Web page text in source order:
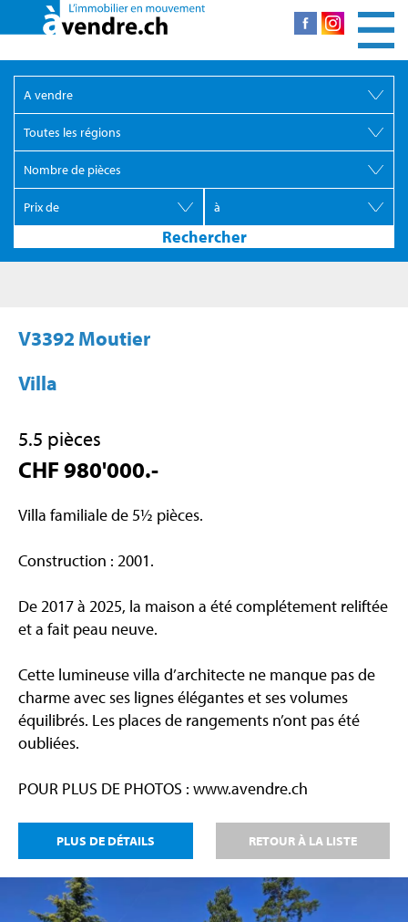
V3392 Moutier
Villa
5.5 pièces
CHF 980'000.-
Villa familiale de 5½ pièces.
Construction : 2001.
De 2017 à 2025, la maison a été complétement reliftée
et a fait peau neuve.
Cette lumineuse villa d’architecte ne manque pas de
charme avec ses lignes élégantes et ses volumes
équilibrés. Les places de rangements n’ont pas été
oubliées.
POUR PLUS DE PHOTOS : www.avendre.ch
PLUS DE DÉTAILS RETOUR À LA LISTE